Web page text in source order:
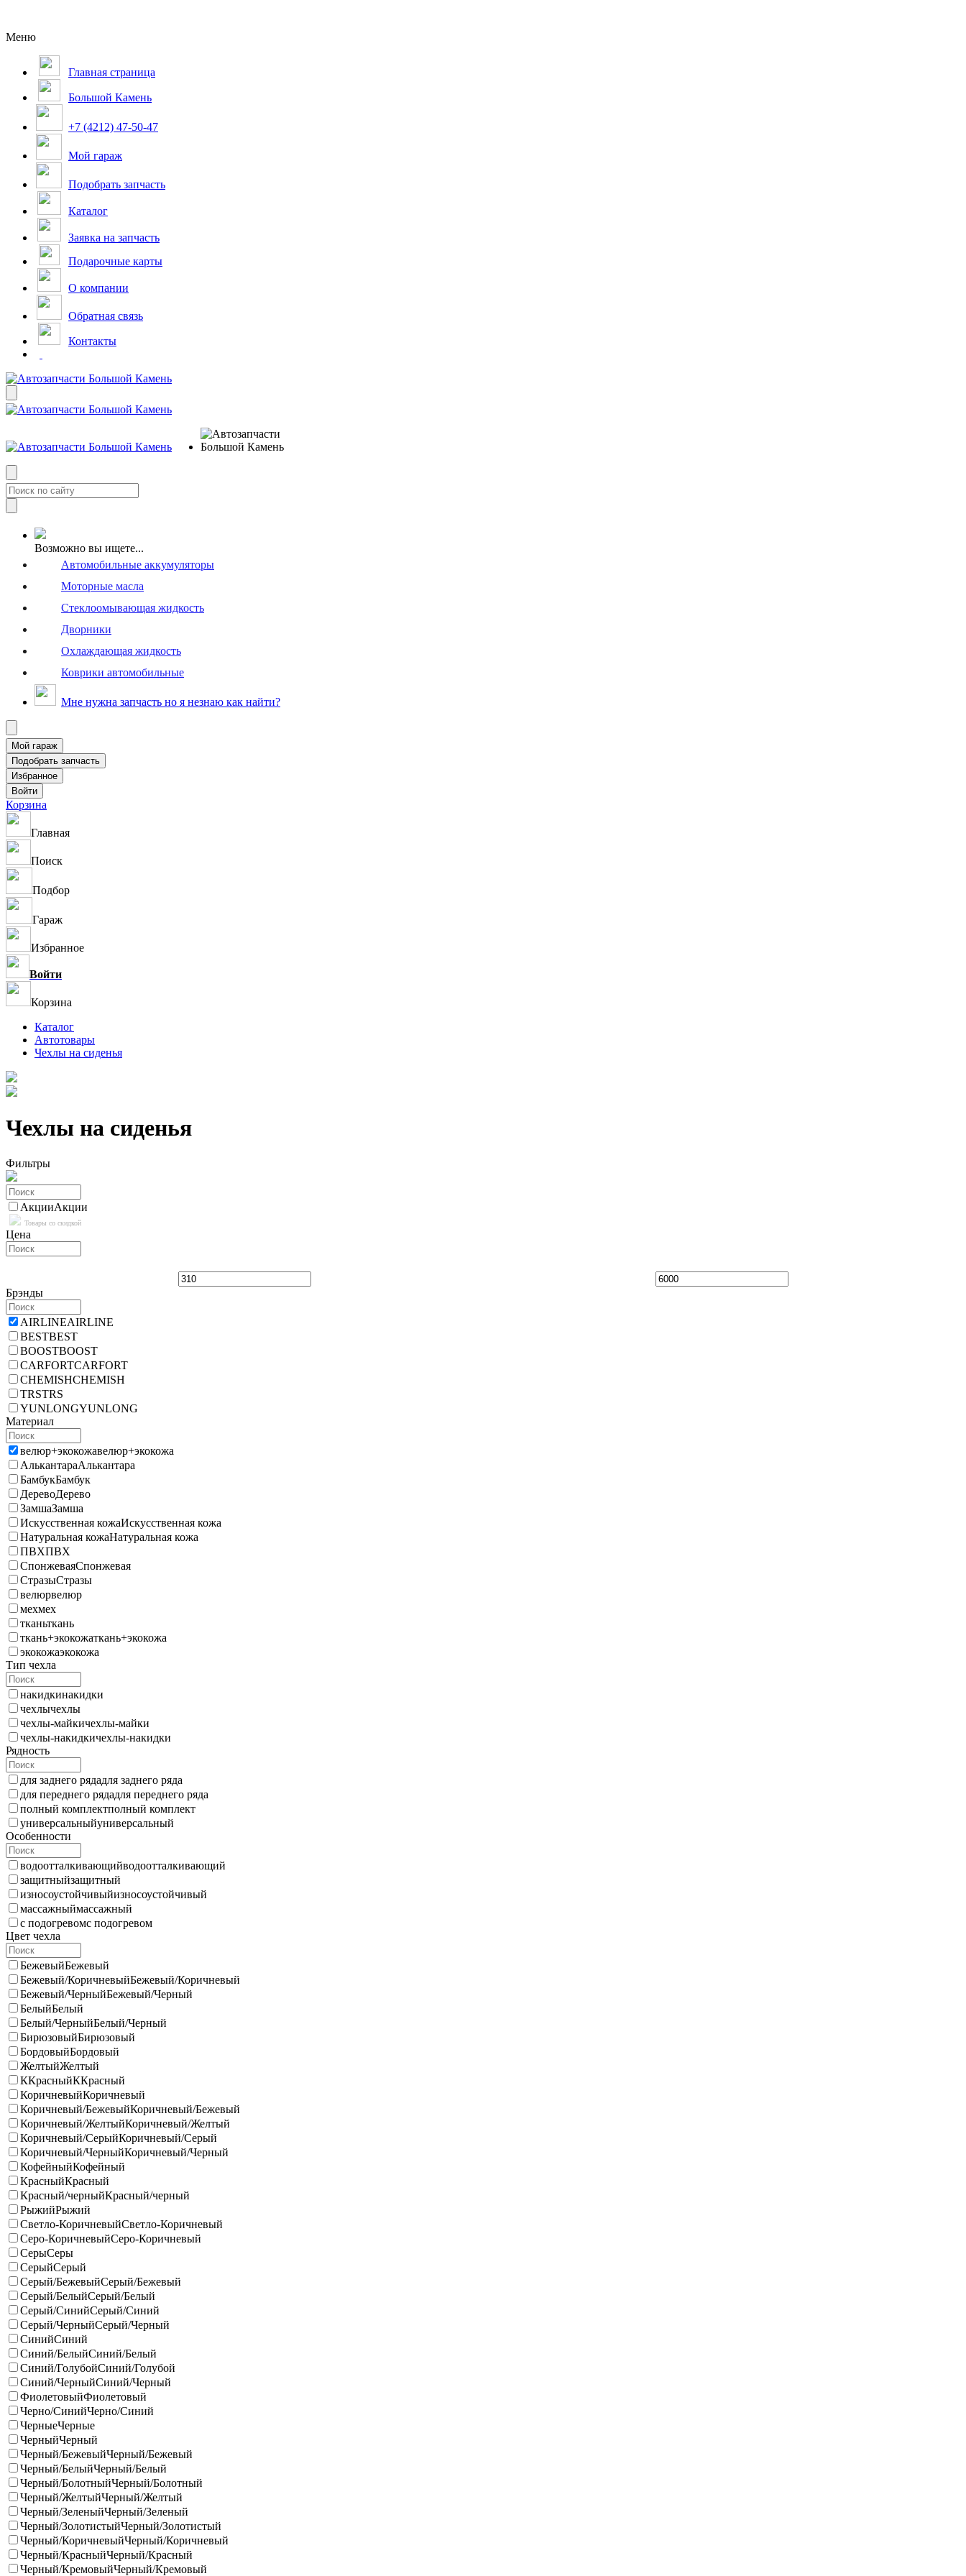
Меню
Главная страница
Большой Камень
+7 (4212) 47-50-47
Мой гараж
Подобрать запчасть
Каталог
Заявка на запчасть
Подарочные карты
О компании
Обратная связь
Контакты
Возможно вы ищете...
Автомобильные аккумуляторы
Моторные масла
Стеклоомывающая жидкость
Дворники
Охлаждающая жидкость
Коврики автомобильные
Мне нужна запчасть но я незнаю как найти?
Корзина
Главная
Поиск
Подбор
Гараж
Избранное
Войти
Корзина
Каталог
Автотовары
Чехлы на сиденья
Чехлы на сиденья
Фильтры
АкцииАкции
Товары со скидкой
Цена
Брэнды
AIRLINEAIRLINE
BESTBEST
BOOSTBOOST
CARFORTCARFORT
CHEMISHCHEMISH
TRSTRS
YUNLONGYUNLONG
Материал
велюр+экокожавелюр+экокожа
АлькантараАлькантара
БамбукБамбук
ДеревоДерево
ЗамшаЗамша
Искусственная кожаИскусственная кожа
Натуральная кожаНатуральная кожа
ПВХПВХ
СпонжеваяСпонжевая
СтразыСтразы
велюрвелюр
мехмех
тканьткань
ткань+экокожаткань+экокожа
экокожаэкокожа
Тип чехла
накидкинакидки
чехлычехлы
чехлы-майкичехлы-майки
чехлы-накидкичехлы-накидки
Рядность
для заднего рядадля заднего ряда
для переднего рядадля переднего ряда
полный комплектполный комплект
универсальныйуниверсальный
Особенности
водоотталкивающийводоотталкивающий
защитныйзащитный
износоустойчивыйизносоустойчивый
массажныймассажный
с подогревомс подогревом
Цвет чехла
БежевыйБежевый
Бежевый/КоричневыйБежевый/Коричневый
Бежевый/ЧерныйБежевый/Черный
БелыйБелый
Белый/ЧерныйБелый/Черный
БирюзовыйБирюзовый
БордовыйБордовый
ЖелтыйЖелтый
ККрасныйККрасный
КоричневыйКоричневый
Коричневый/БежевыйКоричневый/Бежевый
Коричневый/ЖелтыйКоричневый/Желтый
Коричневый/СерыйКоричневый/Серый
Коричневый/ЧерныйКоричневый/Черный
КофейныйКофейный
КрасныйКрасный
Красный/черныйКрасный/черный
РыжийРыжий
Светло-КоричневыйСветло-Коричневый
Серо-КоричневыйСеро-Коричневый
СерыСеры
СерыйСерый
Серый/БежевыйСерый/Бежевый
Серый/БелыйСерый/Белый
Серый/СинийСерый/Синий
Серый/ЧерныйСерый/Черный
СинийСиний
Синий/БелыйСиний/Белый
Синий/ГолубойСиний/Голубой
Синий/ЧерныйСиний/Черный
ФиолетовыйФиолетовый
Черно/СинийЧерно/Синий
ЧерныеЧерные
ЧерныйЧерный
Черный/БежевыйЧерный/Бежевый
Черный/БелыйЧерный/Белый
Черный/БолотныйЧерный/Болотный
Черный/ЖелтыйЧерный/Желтый
Черный/ЗеленыйЧерный/Зеленый
Черный/ЗолотистыйЧерный/Золотистый
Черный/КоричневыйЧерный/Коричневый
Черный/КрасныйЧерный/Красный
Черный/КремовыйЧерный/Кремовый